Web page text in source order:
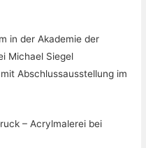
in der Akademie der
Michael Siegel
Abschlussausstellung im
– Acrylmalerei bei